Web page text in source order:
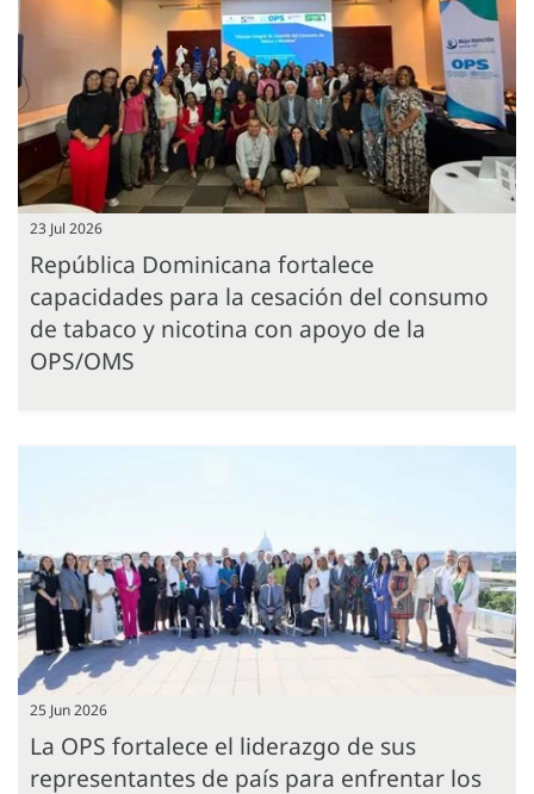
23 Jul 2026
República Dominicana fortalece
capacidades para la cesación del consumo
de tabaco y nicotina con apoyo de la
OPS/OMS
25 Jun 2026
La OPS fortalece el liderazgo de sus
representantes de país para enfrentar los